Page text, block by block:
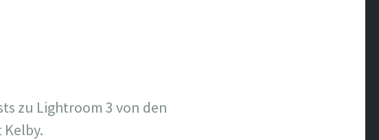
zu Lightroom 3 von den